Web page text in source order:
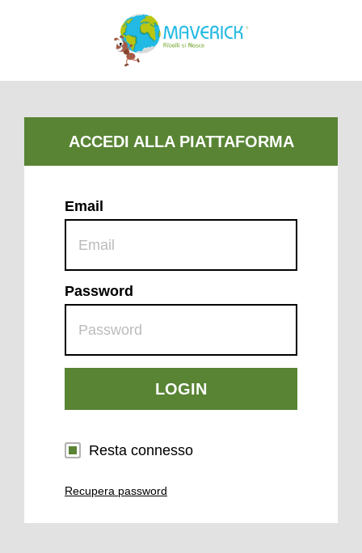
Email
Password
LOGIN
Resta connesso
Recupera password